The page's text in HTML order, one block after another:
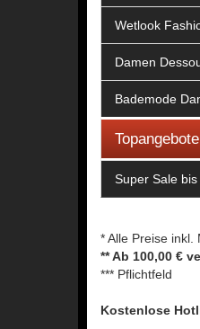
Wetlook
Damen
Bademode
Topangebote
Super Sale
* Alle Preise inkl.
** Ab 100,00 €
*** Pflichtfeld
Kostenlose